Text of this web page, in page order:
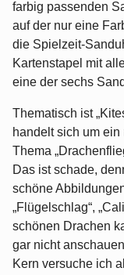
farbig passenden
auf der nur eine
die Spielzeit-
Kartenstapel mit
eine der sechs
Thematisch ist
handelt sich um
Thema
Das ist schade,
schöne
„Flügelschlag“,
schönen Drachen
gar nicht
Kern versuche ich